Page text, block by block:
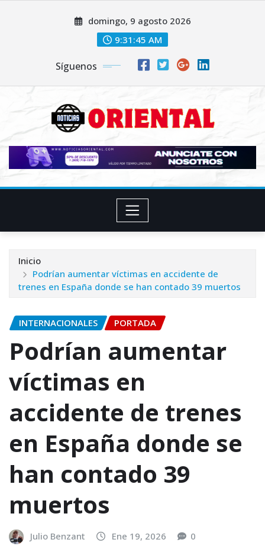
domingo, 9 agosto 2026
9:31:47 AM
Síguenos
Inicio
Podrían aumentar víctimas en accidente de
trenes en España donde se han contado 39 muertos
INTERNACIONALES PORTADA
Podrían aumentar
víctimas en
accidente de trenes
en España donde se
han contado 39
muertos
Julio Benzant Ene 19, 2026 0